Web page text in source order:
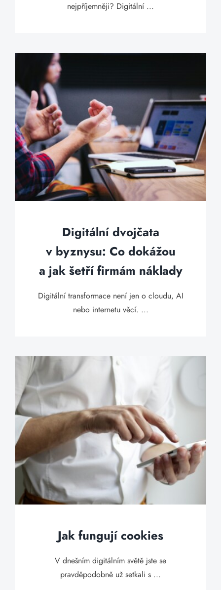
nejpříjemněji? Digitální ...
Digitální dvojčata
v byznysu: Co dokážou
a jak šetří firmám náklady
Digitální transformace není jen o cloudu, AI
nebo internetu věcí. ...
Jak fungují cookies
V dnešním digitálním světě jste se
pravděpodobně už setkali s ...